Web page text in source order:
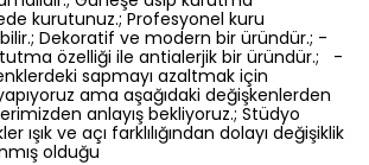
kurutunuz.; Profesyonel kuru
Dekoratif ve modern bir üründür.; -
özelliği ile antialerjik bir üründür.; -
sapmayı azaltmak için
ama aşağıdaki değişkenlerden
anlayış bekliyoruz.; Stüdyo
ışık ve açı farklılığından dolayı değişiklik
olduğu